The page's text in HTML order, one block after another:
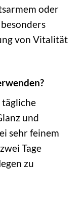
oder
von Vitalität
tägliche
und
sehr feinem
Tage
zu